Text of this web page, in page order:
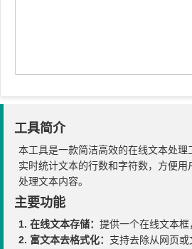
工具简介
本工具是一款简洁高效的在线文本处
实时统计文本的行数和字符数，方便
处理文本内容。
主要功能
1. 在线文本存储： 提供一个在线文本
2. 富文本去格式化： 支持去除从网页